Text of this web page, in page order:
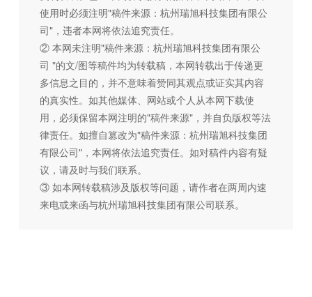
使用时必须注明"稿件来源：杭州瑞旭科技集团有限公
司"，违者本网将依法追究责任。
② 本网未注明"稿件来源：杭州瑞旭科技集团有限公
司 "的文/图等稿件均为转载稿，本网转载出于传递更
多信息之目的，并不意味着赞同其观点或证实其内容
的真实性。如其他媒体、网站或个人从本网下载使
用，必须保留本网注明的"稿件来源"，并自负版权等法
律责任。如擅自篡改为"稿件来源：杭州瑞旭科技集团
有限公司"，本网将依法追究责任。如对稿件内容有疑
议，请及时与我们联系。
③ 如本网转载稿涉及版权等问题，请作者在两周内速
来电或来函与杭州瑞旭科技集团有限公司联系。